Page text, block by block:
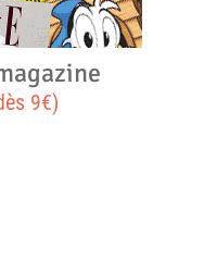
9€)